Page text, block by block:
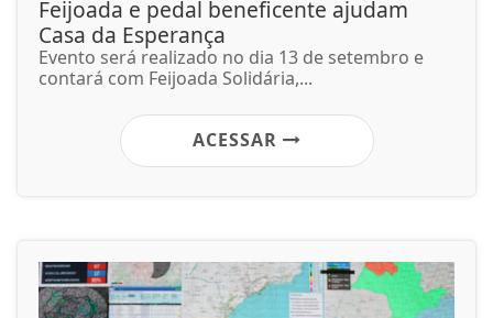
Feijoada e pedal beneficente ajudam
Casa da Esperança
Evento será realizado no dia 13 de setembro e
contará com Feijoada Solidária,...
ACESSAR